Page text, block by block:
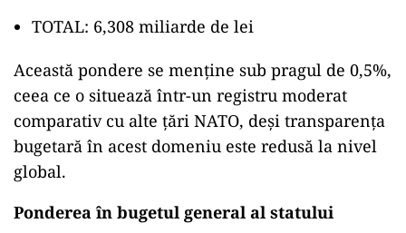
TOTAL: 6,308 miliarde de lei
Această pondere se menține sub pragul de 0,5%,
ceea ce o situează într-un registru moderat
comparativ cu alte țări NATO, deși transparența
bugetară în acest domeniu este redusă la nivel
global.
Ponderea în bugetul general al statului